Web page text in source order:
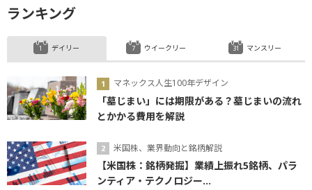
ランキング
デイリー
マネックス人生100年デザイン
「墓じまい」には期限がある？墓じまいの流れ
とかかる費用を解説
米国株、業界動向と銘柄解説
【米国株：銘柄発掘】業績上振れ5銘柄、パラ
ンティア・テクノロジー...
ウイークリー マンスリー